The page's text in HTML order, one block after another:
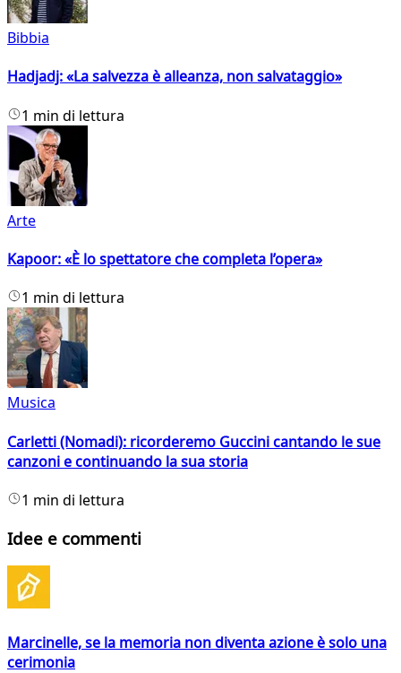
Bibbia
Hadjadj: «La salvezza è alleanza, non salvataggio»
1 min di lettura
Arte
Kapoor: «È lo spettatore che completa l’opera»
1 min di lettura
Musica
Carletti (Nomadi): ricorderemo Guccini cantando le sue
canzoni e continuando la sua storia
1 min di lettura
Idee e commenti
Marcinelle, se la memoria non diventa azione è solo una
cerimonia